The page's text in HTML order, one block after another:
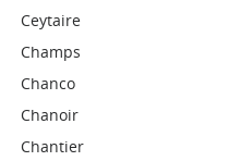
Ceytaire
Champs
Chanco
Chanoir
Chantier